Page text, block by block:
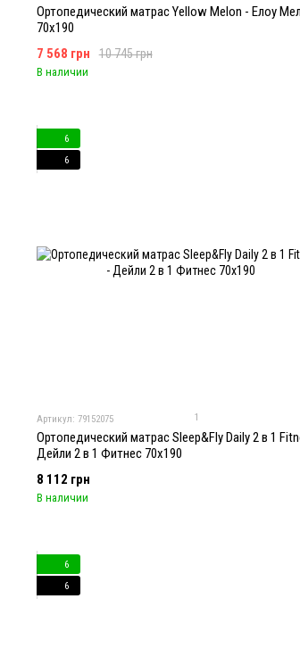
Ортопедический матрас Yellow Melon - Елоу
70x190
10 745 грн
7 568 грн
В наличии
6
6
Артикул: 79152075 1
Ортопедический матрас Sleep&Fly Daily 2 в 1
Дейли 2 в 1 Фитнес 70x190
8 112 грн
В наличии
6
6